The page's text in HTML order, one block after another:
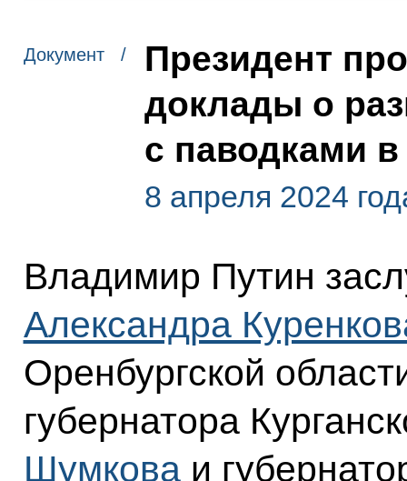
Документ /
Президент
доклады о
с паводками
8 апреля 2024
Владимир Путин
Александра
Оренбургской
губернатора
Шумковаи